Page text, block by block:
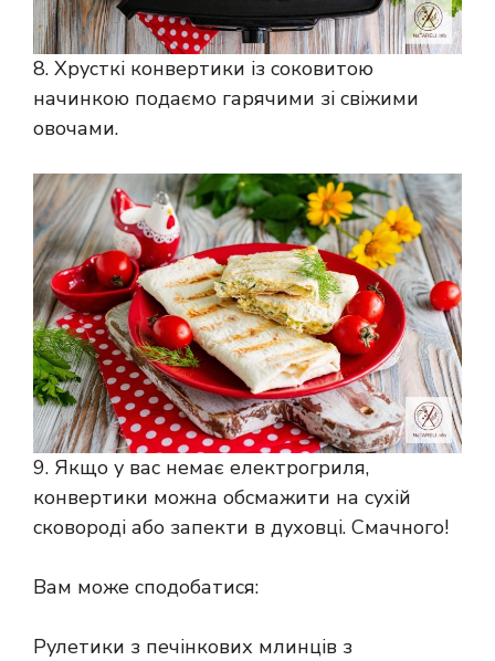
8. Хрусткі конвертики із соковитою
начинкою подаємо гарячими зі свіжими
овочами.
9. Якщо у вас немає електрогриля,
конвертики можна обсмажити на сухій
сковороді або запекти в духовці. Смачного!
Вам може сподобатися:
Рулетики з печінкових млинців з